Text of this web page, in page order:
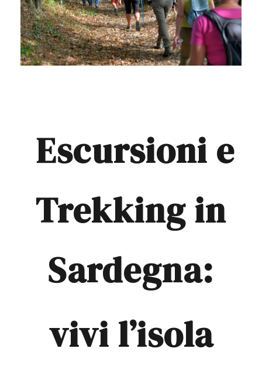
Escursioni e
Trekking in
Sardegna:
vivi l’isola